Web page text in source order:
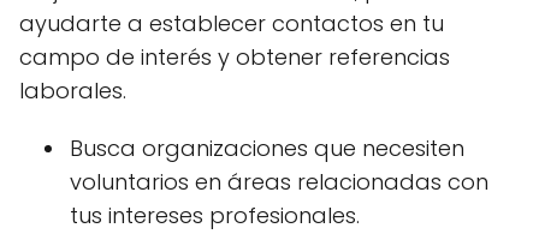
ayudarte a establecer contactos en tu
campo de interés y obtener referencias
laborales.
Busca organizaciones que necesiten
voluntarios en áreas relacionadas con
tus intereses profesionales.